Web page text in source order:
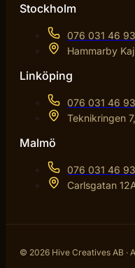
Stockholm
076 031 46 93
Hammarby
Linköping
076 031 46 93
Teknikringen
Malmö
076 031 46 93
Carlsgatan
© 2026 Hive Creatives AB ·